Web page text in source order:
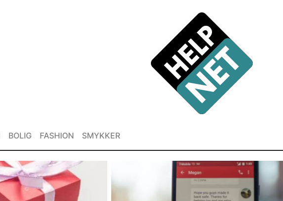
BOLIG FASHION SMYKKER